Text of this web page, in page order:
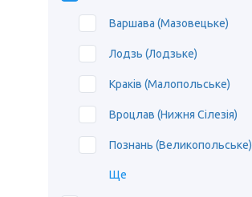
Варшава (Мазовецьке)
Лодзь (Лодзьке)
Краків (Малопольське)
Вроцлав (Нижня Сілезія)
Познань (Великопольське)
Ще